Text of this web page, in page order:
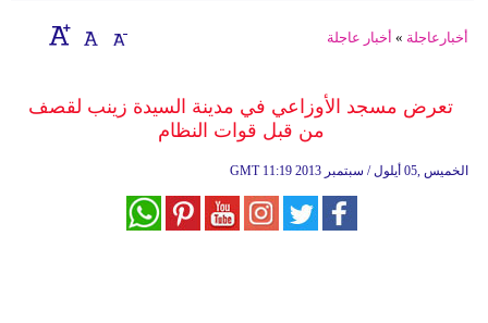
إقتصاد
وموسيقى
أخبارعاجلة » أخبار عاجلة
تعرض مسجد الأوزاعي في مدينة السيدة زينب لقصف
من قبل قوات النظام
GMT 11:19 2013 الخميس ,05 أيلول / سبتمبر